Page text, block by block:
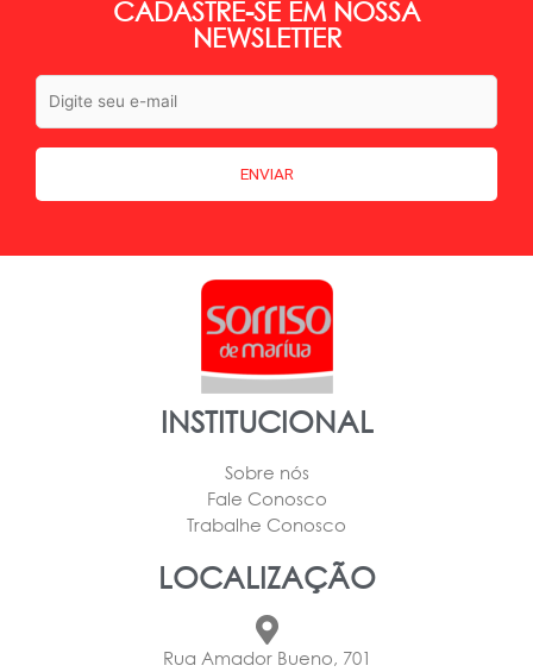
CADASTRE-SE EM NOSSA
NEWSLETTER
INSTITUCIONAL
Sobre nós
Fale Conosco
Trabalhe Conosco
LOCALIZAÇÃO
Rua Amador Bueno, 701